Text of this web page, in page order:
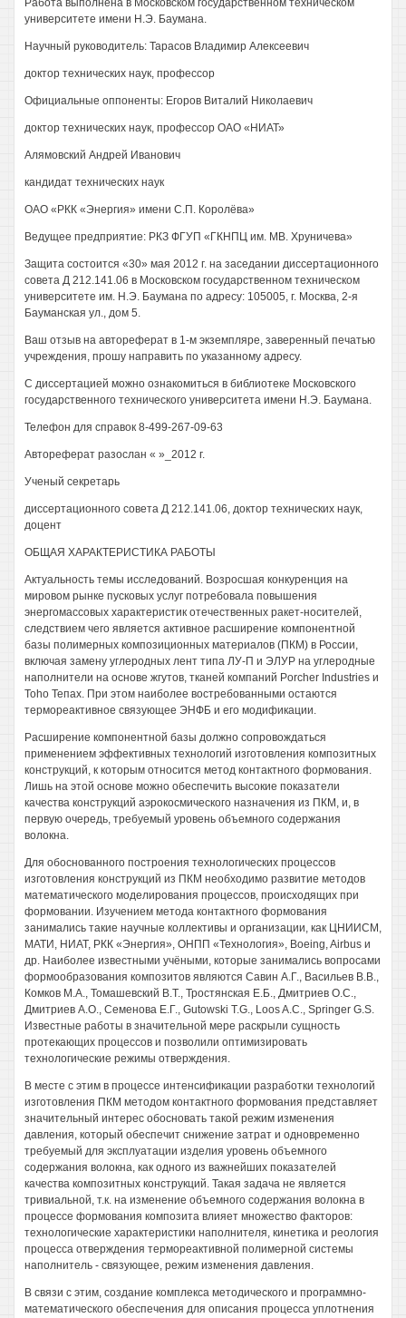
Работа выполнена в Московском государственном техническом
университете имени Н.Э. Баумана.
Научный руководитель: Тарасов Владимир Алексеевич
доктор технических наук, профессор
Официальные оппоненты: Егоров Виталий Николаевич
доктор технических наук, профессор ОАО «НИАТ»
Алямовский Андрей Иванович
кандидат технических наук
ОАО «РКК «Энергия» имени С.П. Королёва»
Ведущее предприятие: РКЗ ФГУП «ГКНПЦ им. MB. Хруничева»
Защита состоится «30» мая 2012 г. на заседании диссертационного
совета Д 212.141.06 в Московском государственном техническом
университете им. Н.Э. Баумана по адресу: 105005, г. Москва, 2-я
Бауманская ул., дом 5.
Ваш отзыв на автореферат в 1-м экземпляре, заверенный печатью
учреждения, прошу направить по указанному адресу.
С диссертацией можно ознакомиться в библиотеке Московского
государственного технического университета имени Н.Э. Баумана.
Телефон для справок 8-499-267-09-63
Автореферат разослан « »_2012 г.
Ученый секретарь
диссертационного совета Д 212.141.06, доктор технических наук,
доцент
ОБЩАЯ ХАРАКТЕРИСТИКА РАБОТЫ
Актуальность темы исследований. Возросшая конкуренция на
мировом рынке пусковых услуг потребовала повышения
энергомассовых характеристик отечественных ракет-носителей,
следствием чего является активное расширение компонентной
базы полимерных композиционных материалов (ПКМ) в России,
включая замену углеродных лент типа ЛУ-П и ЭЛУР на углеродные
наполнители на основе жгутов, тканей компаний Porcher Industries и
Toho Тепах. При этом наиболее востребованными остаются
термореактивное связующее ЭНФБ и его модификации.
Расширение компонентной базы должно сопровождаться
применением эффективных технологий изготовления композитных
конструкций, к которым относится метод контактного формования.
Лишь на этой основе можно обеспечить высокие показатели
качества конструкций аэрокосмического назначения из ПКМ, и, в
первую очередь, требуемый уровень объемного содержания
волокна.
Для обоснованного построения технологических процессов
изготовления конструкций из ПКМ необходимо развитие методов
математического моделирования процессов, происходящих при
формовании. Изучением метода контактного формования
занимались такие научные коллективы и организации, как ЦНИИСМ,
МАТИ, НИАТ, РКК «Энергия», ОНПП «Технология», Boeing, Airbus и
др. Наиболее известными учёными, которые занимались вопросами
формообразования композитов являются Савин А.Г., Васильев В.В.,
Комков М.А., Томашевский В.Т., Тростянская Е.Б., Дмитриев О.С.,
Дмитриев А.О., Семенова Е.Г., Gutowski T.G., Loos A.C., Springer G.S.
Известные работы в значительной мере раскрыли сущность
протекающих процессов и позволили оптимизировать
технологические режимы отверждения.
В месте с этим в процессе интенсификации разработки технологий
изготовления ПКМ методом контактного формования представляет
значительный интерес обосновать такой режим изменения
давления, который обеспечит снижение затрат и одновременно
требуемый для эксплуатации изделия уровень объемного
содержания волокна, как одного из важнейших показателей
качества композитных конструкций. Такая задача не является
тривиальной, т.к. на изменение объемного содержания волокна в
процессе формования композита влияет множество факторов:
технологические характеристики наполнителя, кинетика и реология
процесса отверждения термореактивной полимерной системы
наполнитель - связующее, режим изменения давления.
В связи с этим, создание комплекса методического и программно-
математического обеспечения для описания процесса уплотнения